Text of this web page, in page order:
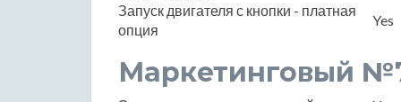
Запуск двигателя с кнопки - платная
опция
Yes
Маркетинговый